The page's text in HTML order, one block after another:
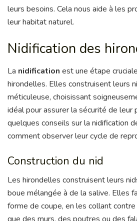
leurs besoins. Cela nous aide à les
leur habitat naturel.
Nidification des
La nidification est une étape
hirondelles. Elles construisent leurs
méticuleuse, choisissant
idéal pour assurer la sécurité de leur
quelques conseils sur la nidification
comment observer leur cycle de
Construction du nid
Les hirondelles construisent leurs
boue mélangée à de la salive. Elles
forme de coupe, en les collant